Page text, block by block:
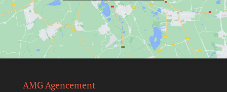
AMG Agencement